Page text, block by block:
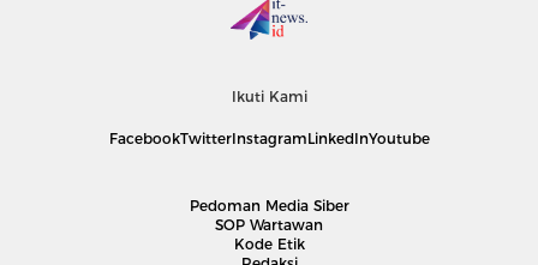
Ikuti Kami
FacebookTwitterInstagramLinkedInYoutube
Pedoman Media Siber
SOP Wartawan
Kode Etik